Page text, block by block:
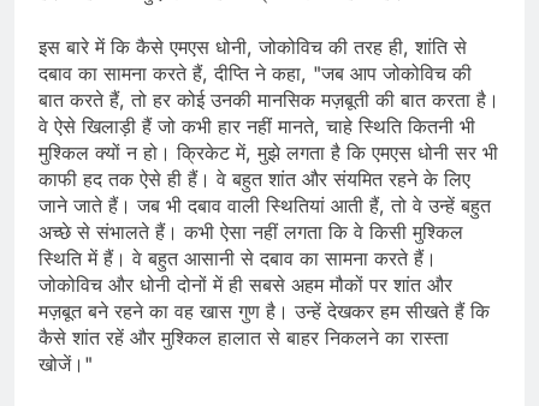
इस बारे में कि कैसे एमएस धोनी, जोकोविच की तरह ही, शांति से
दबाव का सामना करते हैं, दीप्ति ने कहा, "जब आप जोकोविच की
बात करते हैं, तो हर कोई उनकी मानसिक मज़बूती की बात करता है।
वे ऐसे खिलाड़ी हैं जो कभी हार नहीं मानते, चाहे स्थिति कितनी भी
मुश्किल क्यों न हो। क्रिकेट में, मुझे लगता है कि एमएस धोनी सर भी
काफी हद तक ऐसे ही हैं। वे बहुत शांत और संयमित रहने के लिए
जाने जाते हैं। जब भी दबाव वाली स्थितियां आती हैं, तो वे उन्हें बहुत
अच्छे से संभालते हैं। कभी ऐसा नहीं लगता कि वे किसी मुश्किल
स्थिति में हैं। वे बहुत आसानी से दबाव का सामना करते हैं।
जोकोविच और धोनी दोनों में ही सबसे अहम मौकों पर शांत और
मज़बूत बने रहने का वह खास गुण है। उन्हें देखकर हम सीखते हैं कि
कैसे शांत रहें और मुश्किल हालात से बाहर निकलने का रास्ता
खोजें।"